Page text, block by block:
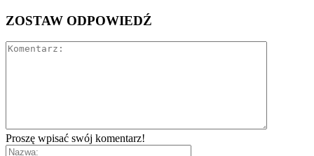
ZOSTAW ODPOWIEDŹ
Proszę wpisać swój komentarz!